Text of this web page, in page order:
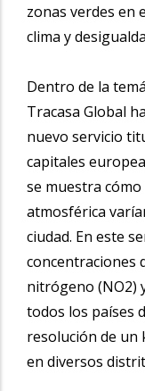
zonas verdes en
clima y
Dentro de la
Tracasa Global
nuevo servicio
capitales
se muestra
atmosférica
ciudad. En este
concentraciones
nitrógeno (NO2)
todos los países
resolución de un
en diversos